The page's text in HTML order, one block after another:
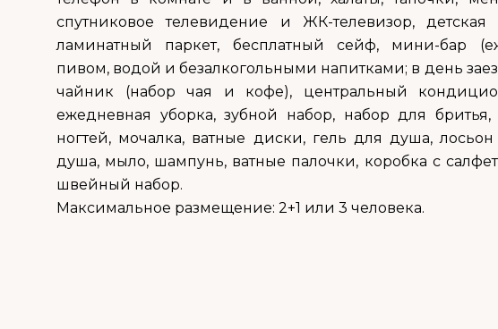
спутниковое телевидение и ЖК-телевизор, детская
ламинатный паркет, бесплатный сейф, мини-бар
пивом, водой и безалкогольными напитками; в день
чайник (набор чая и кофе), центральный
ежедневная уборка, зубной набор, набор для бритья,
ногтей, мочалка, ватные диски, гель для душа,
душа, мыло, шампунь, ватные палочки, коробка с
швейный набор.
Максимальное размещение: 2+1 или 3 человека.